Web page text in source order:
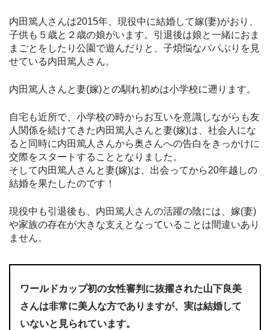
内田篤人さんは2015年、現役中に結婚して嫁(妻)がおり、
子供も５歳と２歳の娘がいます。引退後は娘と一緒におま
まごとをしたり公園で遊んだりと、子煩悩なパパぶりを見
せている内田篤人さん。
内田篤人さんと妻(嫁)との馴れ初めは小学校に遡ります。
自宅も近所で、小学校の時からお互いを意識しながらも友
人関係を続けてきた内田篤人さんと妻(嫁)は、社会人にな
ると同時に内田篤人さんから奥さんへの告白をきっかけに
交際をスタートすることとなりました。
そして内田篤人さんと妻(嫁)は、出会ってから20年越しの
結婚を果たしたのです！
現役中も引退後も、内田篤人さんの活躍の陰には、嫁(妻)
や家族の存在が大きな支えとなっていることは間違いあり
ません。
ワールドカップ初の女性審判に抜擢された山下良美
さんは非常に美人な方でありますが、実は結婚して
いないと見られています。